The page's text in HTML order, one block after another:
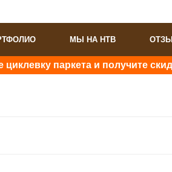
МЫ НА НТВ
паркета и получите скидку